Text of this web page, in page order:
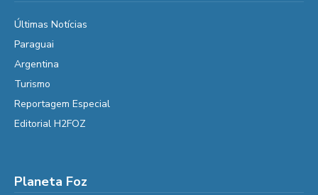
Últimas Notícias
Paraguai
Argentina
Turismo
Reportagem Especial
Editorial H2FOZ
Planeta Foz